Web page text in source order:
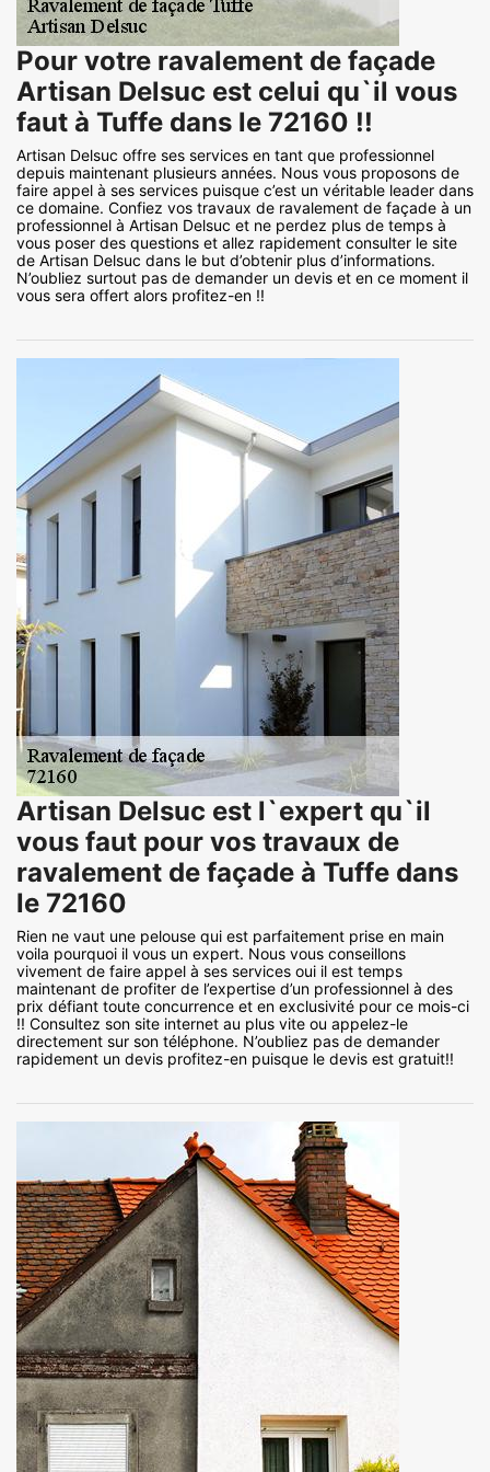
Pour votre ravalement de façade
Artisan Delsuc est celui qu`il vous
faut à Tuffe dans le 72160 !!
Artisan Delsuc offre ses services en tant que professionnel
depuis maintenant plusieurs années. Nous vous proposons de
faire appel à ses services puisque c’est un véritable leader dans
ce domaine. Confiez vos travaux de ravalement de façade à un
professionnel à Artisan Delsuc et ne perdez plus de temps à
vous poser des questions et allez rapidement consulter le site
de Artisan Delsuc dans le but d’obtenir plus d’informations.
N’oubliez surtout pas de demander un devis et en ce moment il
vous sera offert alors profitez-en !!
Artisan Delsuc est l`expert qu`il
vous faut pour vos travaux de
ravalement de façade à Tuffe dans
le 72160
Rien ne vaut une pelouse qui est parfaitement prise en main
voila pourquoi il vous un expert. Nous vous conseillons
vivement de faire appel à ses services oui il est temps
maintenant de profiter de l’expertise d’un professionnel à des
prix défiant toute concurrence et en exclusivité pour ce mois-ci
!! Consultez son site internet au plus vite ou appelez-le
directement sur son téléphone. N’oubliez pas de demander
rapidement un devis profitez-en puisque le devis est gratuit!!